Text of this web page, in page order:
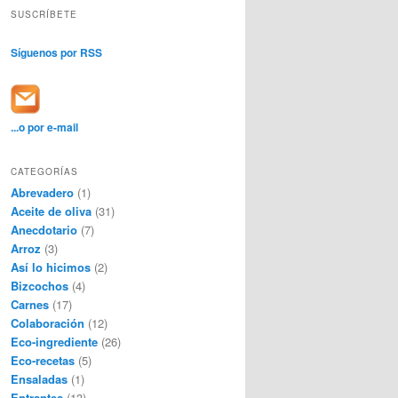
SUSCRÍBETE
Síguenos por RSS
...o por e-mail
CATEGORÍAS
Abrevadero (1)
Aceite de oliva (31)
Anecdotario (7)
Arroz (3)
Así lo hicimos (2)
Bizcochos (4)
Carnes (17)
Colaboración (12)
Eco-ingrediente (26)
Eco-recetas (5)
Ensaladas (1)